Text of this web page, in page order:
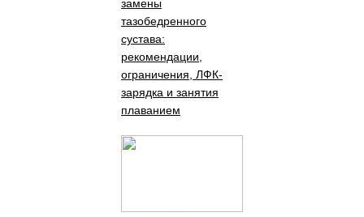
замены
тазобедренного
сустава:
рекомендации,
ограничения, ЛФК-
зарядка и занятия
плаванием